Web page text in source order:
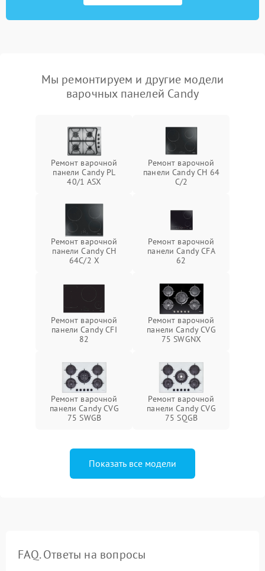
Мы ремонтируем и другие модели
варочных панелей Candy
Ремонт варочной
панели Candy PL
40/1 ASX
Ремонт варочной
панели Candy CH 64
C/2
Ремонт варочной
панели Candy CH
64C/2 X
Ремонт варочной
панели Candy CFA
62
Ремонт варочной
панели Candy CFI
82
Ремонт варочной
панели Candy CVG
75 SWGNX
Ремонт варочной
панели Candy CVG
75 SWGB
Ремонт варочной
панели Candy CVG
75 SQGB
Показать все модели
FAQ. Ответы на вопросы